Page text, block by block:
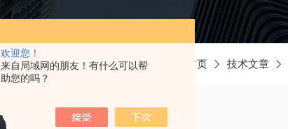
欢迎您！
来自局域网的朋友！有什么可以帮
助您的吗？
当前位置： 首页 技术文章